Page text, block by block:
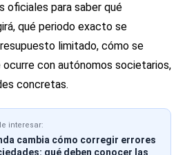
oficiales para saber qué
qué periodo exacto se
limitado, cómo se
ocurre con autónomos societarios,
concretas.
interesar:
cambia cómo corregir errores
qué deben conocer las